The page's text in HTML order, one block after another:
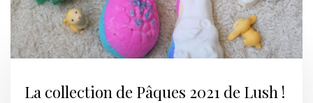
La collection de Pâques 2021 de Lush !